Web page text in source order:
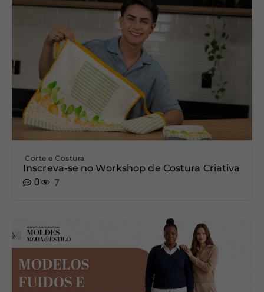
Corte e Costura
Inscreva-se no Workshop de Costura Criativa
0
7